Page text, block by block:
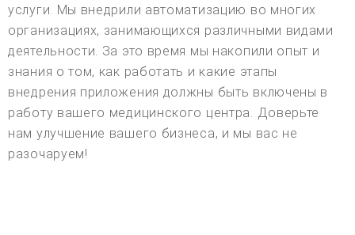
услуги. Мы внедрили автоматизацию во многих
организациях, занимающихся различными видами
деятельности. За это время мы накопили опыт и
знания о том, как работать и какие этапы
внедрения приложения должны быть включены в
работу вашего медицинского центра. Доверьте
нам улучшение вашего бизнеса, и мы вас не
разочаруем!